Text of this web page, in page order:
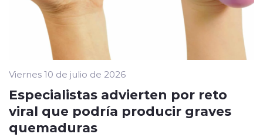
Viernes 10 de julio de 2026
Especialistas advierten por reto
viral que podría producir graves
quemaduras